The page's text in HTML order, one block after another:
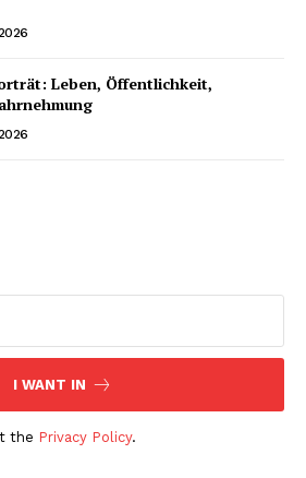
Leben, Öffentlichkeit,
I WANT IN
the Privacy Policy.